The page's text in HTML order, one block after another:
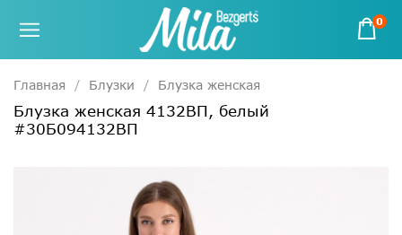
0
Главная Блузки Блузка женская
Блузка женская 4132ВП, белый
#30Б094132ВП